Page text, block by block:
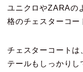
ユニクロやZARAの
格のチェスターコー
チェスターコートは
テールもしっかりし